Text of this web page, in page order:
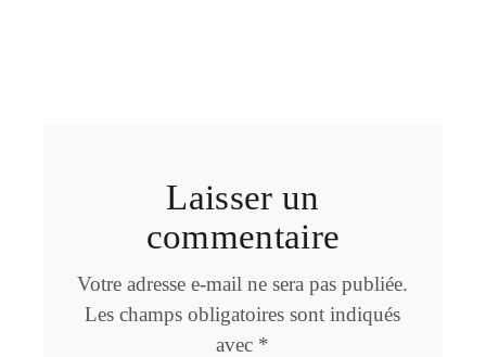
Laisser un
commentaire
Votre adresse e-mail ne sera pas publiée.
Les champs obligatoires sont indiqués
avec *